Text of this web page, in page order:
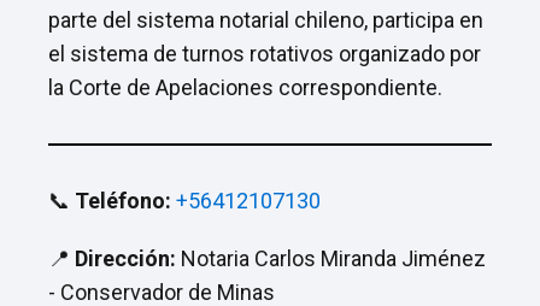
parte del sistema notarial chileno, participa en
el sistema de turnos rotativos organizado por
la Corte de Apelaciones correspondiente.
📞 Teléfono: +56412107130
📍 Dirección: Notaria Carlos Miranda Jiménez
- Conservador de Minas